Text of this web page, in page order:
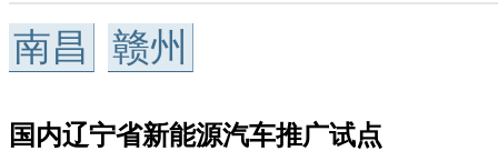
南昌 赣州
国内辽宁省新能源汽车推广试点